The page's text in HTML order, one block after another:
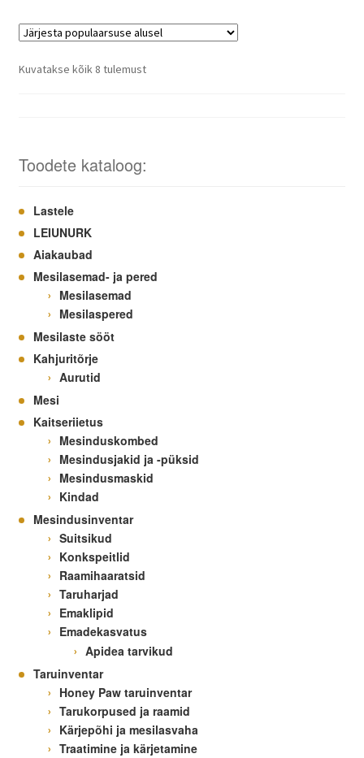
Kuvatakse kõik 8 tulemustSorteeritud
Toodete kataloog:
Lastele
LEIUNURK
Aiakaubad
Mesilasemad- ja pered
Mesilasemad
Mesilaspered
Mesilaste sööt
Kahjuritõrje
Aurutid
Mesi
Kaitseriietus
Mesinduskombed
Mesindusjakid ja -püksid
Mesindusmaskid
Kindad
Mesindusinventar
Suitsikud
Konkspeitlid
Raamihaaratsid
Taruharjad
Emaklipid
Emadekasvatus
Apidea tarvikud
Taruinventar
Honey Paw taruinventar
Tarukorpused ja raamid
Kärjepõhi ja mesilasvaha
Traatimine ja kärjetamine